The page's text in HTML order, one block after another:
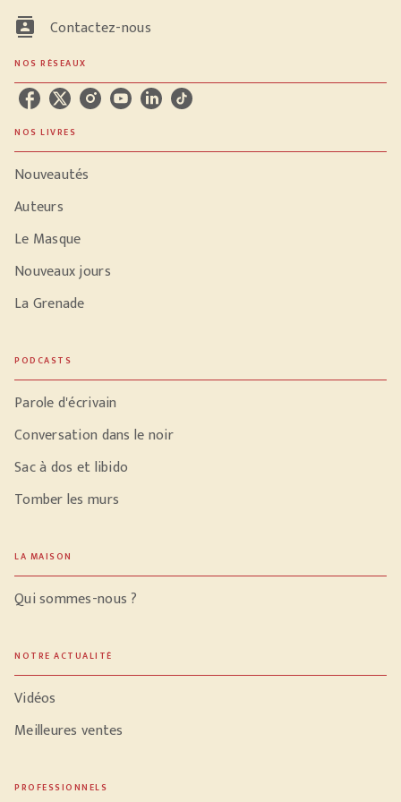
contacts Contactez-nous
NOS RÉSEAUX
NOS LIVRES
Nouveautés
Auteurs
Le Masque
Nouveaux jours
La Grenade
PODCASTS
Parole d'écrivain
Conversation dans le noir
Sac à dos et libido
Tomber les murs
LA MAISON
Qui sommes-nous ?
NOTRE ACTUALITÉ
Vidéos
Meilleures ventes
PROFESSIONNELS